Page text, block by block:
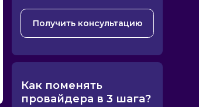
Получить консультацию
Как поменять
провайдера в 3 шага?